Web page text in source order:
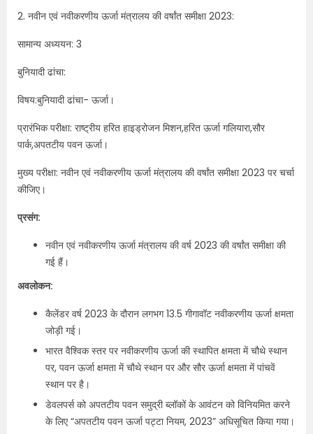
2. नवीन एवं नवीकरणीय ऊर्जा मंत्रालय की वर्षांत समीक्षा 2023:
सामान्य अध्ययन: 3
बुनियादी ढांचा:
विषय:बुनियादी ढांचा- ऊर्जा।
प्रारंभिक परीक्षा: राष्ट्रीय हरित हाइड्रोजन मिशन,हरित ऊर्जा गलियारा,सौर
पार्क,अपतटीय पवन ऊर्जा।
मुख्य परीक्षा: नवीन एवं नवीकरणीय ऊर्जा मंत्रालय की वर्षांत समीक्षा 2023 पर चर्चा
कीजिए।
प्रसंग:
नवीन एवं नवीकरणीय ऊर्जा मंत्रालय की वर्ष 2023 की वर्षांत समीक्षा की
गई हैं।
अवलोकन:
कैलेंडर वर्ष 2023 के दौरान लगभग 13.5 गीगावॉट नवीकरणीय ऊर्जा क्षमता
जोड़ी गई।
भारत वैश्विक स्तर पर नवीकरणीय ऊर्जा की स्थापित क्षमता में चौथे स्थान
पर, पवन ऊर्जा क्षमता में चौथे स्थान पर और सौर ऊर्जा क्षमता में पांचवें
स्थान पर है।
डेवलपर्स को अपतटीय पवन समुद्री ब्लॉकों के आवंटन को विनियमित करने
के लिए “अपतटीय पवन ऊर्जा पट्टा नियम, 2023” अधिसूचित किया गया।